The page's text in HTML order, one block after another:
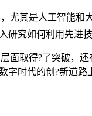
其是人工智能和
究如何利用先进技
面取得?了突破，
时代的创?新道路